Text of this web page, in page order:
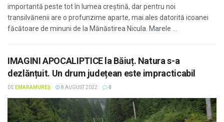
importantă peste tot în lumea creștină, dar pentru noi
transilvănenii are o profunzime aparte, mai ales datorită icoanei
făcătoare de minuni de la Mănăstirea Nicula. Marele ...
IMAGINI APOCALIPTICE la Băiuț. Natura s-a
dezlănțuit. Un drum județean este impracticabil
DE EMARAMUREȘ 8 AUGUST 2022 0